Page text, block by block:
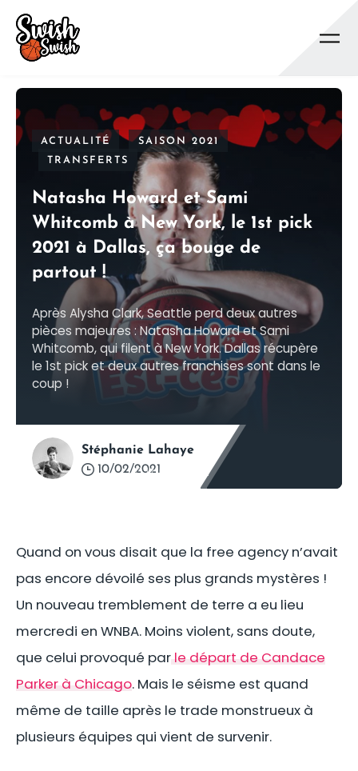
©Lorie Shaull
ACTUALITÉ
SAISON 2021
TRANSFERTS
Natasha Howard et Sami
Whitcomb à New York, le 1st pick
2021 à Dallas, ça bouge de
partout !
Après Alysha Clark, Seattle perd deux autres
pièces majeures : Natasha Howard et Sami
Whitcomb, qui filent à New York. Dallas récupère
le 1st pick et deux autres franchises sont dans le
coup !
10/02/2021
Stéphanie Lahaye
Quand on vous disait que la free agency n’avait
pas encore dévoilé ses plus grands mystères !
Un nouveau tremblement de terre a eu lieu
mercredi en WNBA. Moins violent, sans doute,
que celui provoqué par le départ de Candace
Parker à Chicago. Mais le séisme est quand
même de taille après le trade monstrueux à
plusieurs équipes qui vient de survenir.